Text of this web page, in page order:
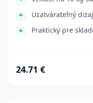
Uzatvárateľný
Praktický pre
24.71 €